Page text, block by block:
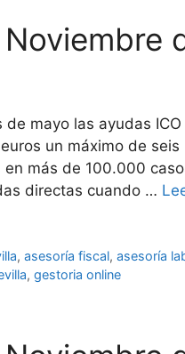
de mayo las ayudas
un máximo de seis
más de 100.000
directas cuando …
,asesoría fiscal,asesoría
, gestoria online